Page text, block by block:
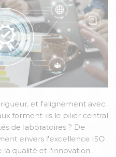
et l'alignement avec
forment-ils le pilier central
de laboratoires ? De
envers l'excellence ISO
qualité et l'innovation